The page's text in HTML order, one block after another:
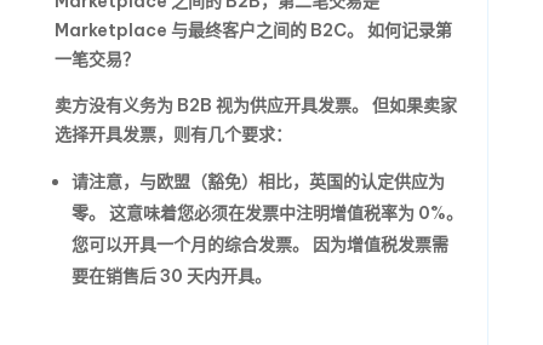
Marketplace 与最终客户之间的 B2C。 如何记录第
一笔交易？
卖方没有义务为 B2B 视为供应开具发票。 但如果卖家
选择开具发票，则有几个要求：
请注意，与欧盟（豁免）相比，英国的认定供应为
零。 这意味着您必须在发票中注明增值税率为 0%。
您可以开具一个月的综合发票。 因为增值税发票需
要在销售后 30 天内开具。